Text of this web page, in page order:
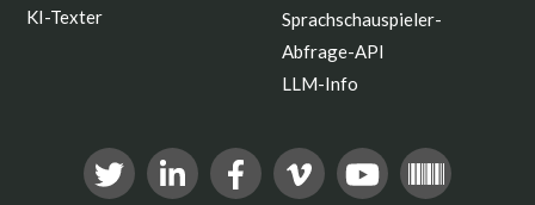
KI-Texter
Sprachschauspieler-
Abfrage-API
LLM-Info